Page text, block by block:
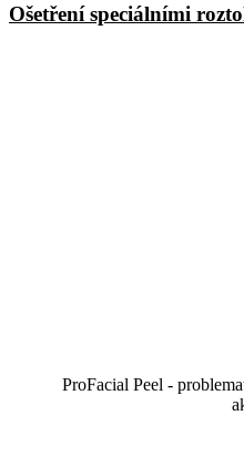
Ošetření speciálními
ProFacial Peel -